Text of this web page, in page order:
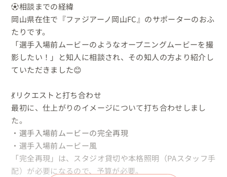
⚽️相談までの経緯
岡山県在住で『ファジアーノ岡山FC』のサポーターのおふ
たりです。
「選手入場前ムービーのようなオープニングムービーを撮
影したい！」と知人に相談され、その知人の方より紹介し
ていただきました😊
💃リクエストと打ち合わせ
最初に、仕上がりのイメージについて打ち合わせしまし
た。
・選手入場前ムービーの完全再現
・選手入場前ムービー風
「完全再現」は、スタジオ貸切や本格照明（PAスタッフ手
配）が必要になるので、予算が必要。